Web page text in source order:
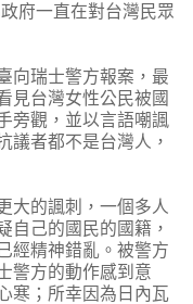
府一直在對台灣民眾
向瑞士警方報案，最
見台灣女性公民被國
旁觀，並以言語嘲諷
議者都不是台灣人，
大的諷刺，一個多人
自己的國民的國籍，
經精神錯亂。被警方
警方的動作感到意
寒；所幸因為日內瓦